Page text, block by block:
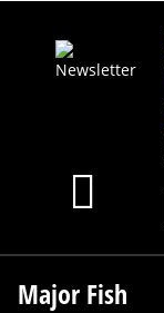
Major Fish